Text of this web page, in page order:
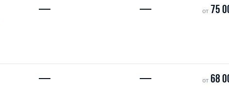
— — от 75
— — от 68